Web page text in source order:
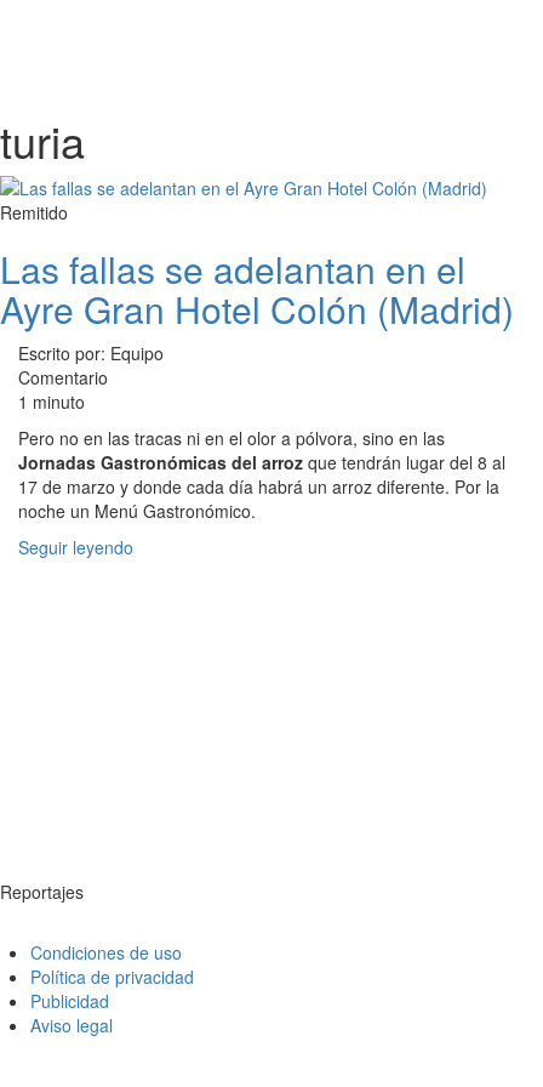
turia
Remitido
Las fallas se adelantan en el
Ayre Gran Hotel Colón (Madrid)
Escrito por: Equipo
Comentario
1 minuto
Pero no en las tracas ni en el olor a pólvora, sino en las
Jornadas Gastronómicas del arroz que tendrán lugar del 8 al
17 de marzo y donde cada día habrá un arroz diferente. Por la
noche un Menú Gastronómico.
Seguir leyendo
Reportajes
Condiciones de uso
Política de privacidad
Publicidad
Aviso legal